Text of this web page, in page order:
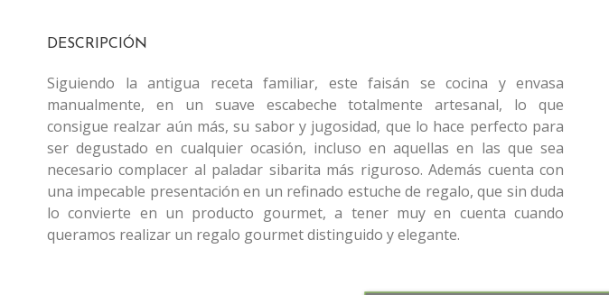
DESCRIPCIÓN
Siguiendo la antigua receta familiar, este faisán se cocina y envasa
manualmente, en un suave escabeche totalmente artesanal, lo que
consigue realzar aún más, su sabor y jugosidad, que lo hace perfecto para
ser degustado en cualquier ocasión, incluso en aquellas en las que sea
necesario complacer al paladar sibarita más riguroso. Además cuenta con
una impecable presentación en un refinado estuche de regalo, que sin duda
lo convierte en un producto gourmet, a tener muy en cuenta cuando
queramos realizar un regalo gourmet distinguido y elegante.